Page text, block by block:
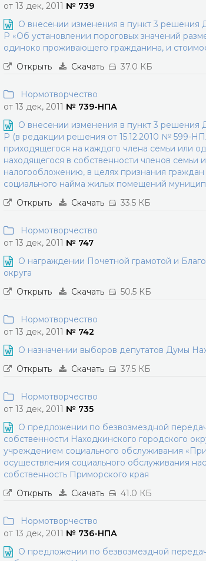
от 13 дек, 2011 № 739
О внесении изменения в пункт 3 решения
Р «Об установлении пороговых значений
одиноко проживающего гражданина, и
Открыть
Скачать 37.0 КБ
Нормотворчество
от 13 дек, 2011 № 739-НПА
О внесении изменения в пункт 3 решения
Р (в редакции решения от 15.12.2010 № 599-
приходящегося на каждого члена семьи или
находящегося в собственности членов
налогообложению, в целях признания
социального найма жилых помещений
Открыть
Скачать 33.5 КБ
Нормотворчество
от 13 дек, 2011 № 747
О награждении Почетной грамотой и
округа
Открыть
Скачать 50.5 КБ
Нормотворчество
от 13 дек, 2011 № 742
О назначении выборов депутатов Думы
Открыть
Скачать 37.5 КБ
Нормотворчество
от 13 дек, 2011 № 735
О предложении по безвозмездной
собственности Находкинского городского
учреждением социального обслуживания
осуществления социального обслуживания
собственность Приморского края
Открыть
Скачать 41.0 КБ
Нормотворчество
от 13 дек, 2011 № 736-НПА
О предложении по безвозмездной